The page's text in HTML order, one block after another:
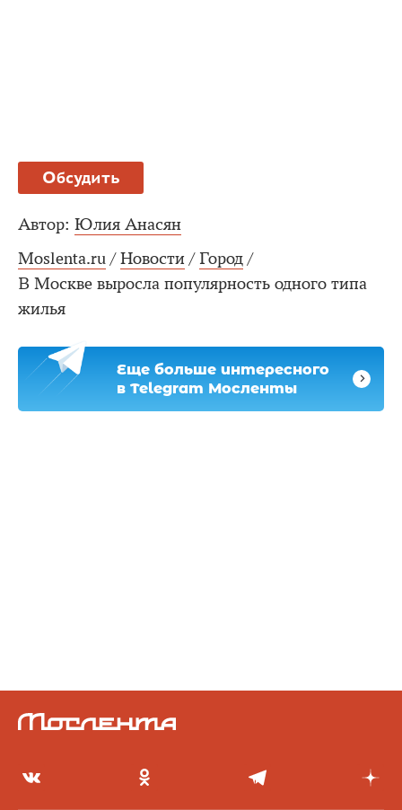
Обсудить
Автор: Юлия Анасян
Moslenta.ru / Новости / Город /
В Москве выросла популярность одного типа
жилья
Еще больше интересного
в Telegram Мосленты